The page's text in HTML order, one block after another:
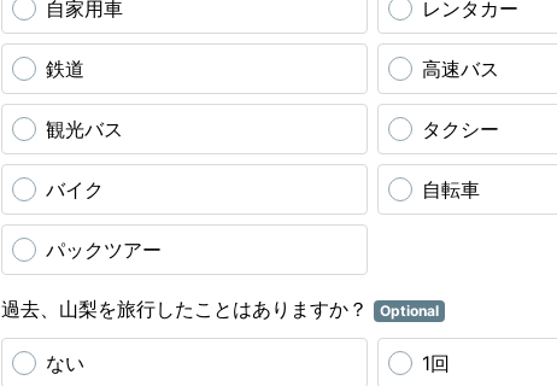
自家用車 レンタカー
鉄道 高速バス
観光バス タクシー
バイク 自転車
パックツアー
過去、山梨を旅行したことはありますか？ Optional
ない 1回